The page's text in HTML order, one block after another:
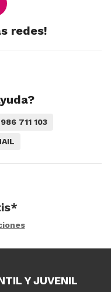
redes!
986 711 103
Y JUVENIL